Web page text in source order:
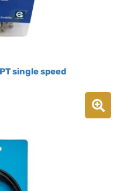
single speed